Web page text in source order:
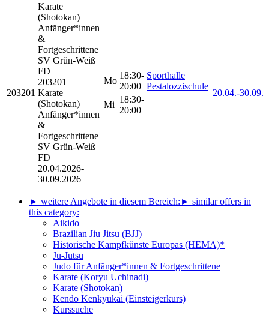
203201
Karate
(Shotokan)
Anfänger*innen
&
Fortgeschrittene
SV Grün-Weiß
FD
203201
Karate
(Shotokan)
Anfänger*innen
&
Fortgeschrittene
SV Grün-Weiß
FD
20.04.2026-
30.09.2026
Mo
18:30-
20:00
Sporthalle
Pestalozzischule
Mi
18:30-
20:00
20.04.-30.09.
► weitere Angebote in diesem Bereich: ► similar offers in
this category:
Aikido
Brazilian Jiu Jitsu (BJJ)
Historische Kampfkünste Europas (HEMA)*
Ju-Jutsu
Judo für Anfänger*innen & Fortgeschrittene
Karate (Koryu Uchinadi)
Karate (Shotokan)
Kendo Kenkyukai (Einsteigerkurs)
Kurssuche